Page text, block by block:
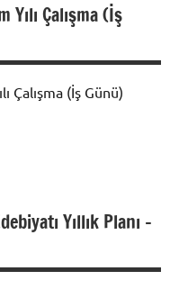
Çalışma (İş
Çalışma (İş Günü)
Yıllık Planı –